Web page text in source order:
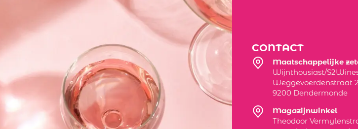
CONTACT
Maatschappelijke
Wijnthousiast/
Weggevoerdenstraat
9200 Dendermonde
Magazijnwinkel
Theodoor